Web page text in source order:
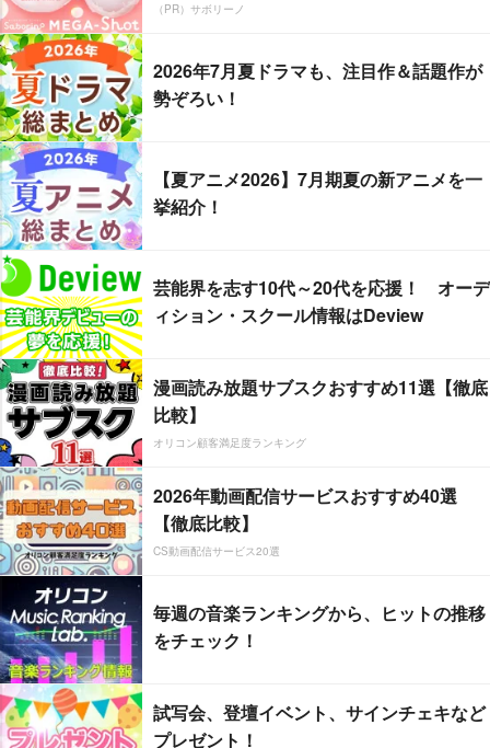
（PR）サボリーノ
2026年7月夏ドラマも、注目作＆話題作が
勢ぞろい！
【夏アニメ2026】7月期夏の新アニメを一
挙紹介！
芸能界を志す10代～20代を応援！ オーデ
ィション・スクール情報はDeview
漫画読み放題サブスクおすすめ11選【徹底
比較】
オリコン顧客満足度ランキング
2026年動画配信サービスおすすめ40選
【徹底比較】
CS動画配信サービス20選
毎週の音楽ランキングから、ヒットの推移
をチェック！
試写会、登壇イベント、サインチェキなど
プレゼント！